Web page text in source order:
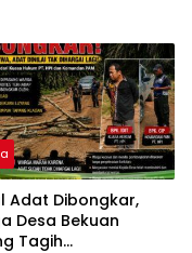
Adat Dibongkar,
Desa Bekuan
Tagih